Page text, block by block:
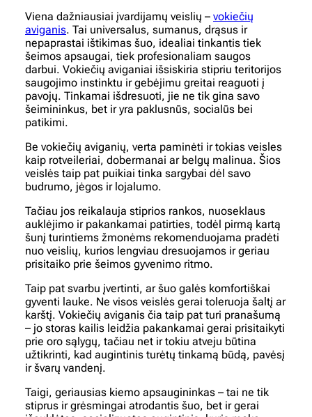
Viena dažniausiai įvardijamų veislių – vokiečių
aviganis. Tai universalus, sumanus, drąsus ir
nepaprastai ištikimas šuo, idealiai tinkantis tiek
šeimos apsaugai, tiek profesionaliam saugos
darbui. Vokiečių aviganiai išsiskiria stipriu teritorijos
saugojimo instinktu ir gebėjimu greitai reaguoti į
pavojų. Tinkamai išdresuoti, jie ne tik gina savo
šeimininkus, bet ir yra paklusnūs, socialūs bei
patikimi.
Be vokiečių aviganių, verta paminėti ir tokias veisles
kaip rotveileriai, dobermanai ar belgų malinua. Šios
veislės taip pat puikiai tinka sargybai dėl savo
budrumo, jėgos ir lojalumo.
Tačiau jos reikalauja stiprios rankos, nuoseklaus
auklėjimo ir pakankamai patirties, todėl pirmą kartą
šunį turintiems žmonėms rekomenduojama pradėti
nuo veislių, kurios lengviau dresuojamos ir geriau
prisitaiko prie šeimos gyvenimo ritmo.
Taip pat svarbu įvertinti, ar šuo galės komfortiškai
gyventi lauke. Ne visos veislės gerai toleruoja šaltį ar
karštį. Vokiečių aviganis čia taip pat turi pranašumą
– jo storas kailis leidžia pakankamai gerai prisitaikyti
prie oro sąlygų, tačiau net ir tokiu atveju būtina
užtikrinti, kad augintinis turėtų tinkamą būdą, pavėsį
ir švarų vandenį.
Taigi, geriausias kiemo apsaugininkas – tai ne tik
stiprus ir grėsmingai atrodantis šuo, bet ir gerai